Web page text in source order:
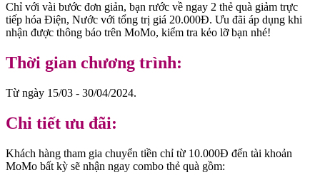
Chỉ với vài bước đơn giản, bạn rước về ngay 2 thẻ quà giảm trực
tiếp hóa Điện, Nước với tổng trị giá 20.000Đ. Ưu đãi áp dụng khi
nhận được thông báo trên MoMo, kiểm tra kẻo lỡ bạn nhé!
Thời gian chương trình:
Từ ngày 15/03 - 30/04/2024.
Chi tiết ưu đãi:
Khách hàng tham gia chuyển tiền chỉ từ 10.000Đ đến tài khoản
MoMo bất kỳ sẽ nhận ngay combo thẻ quà gồm: